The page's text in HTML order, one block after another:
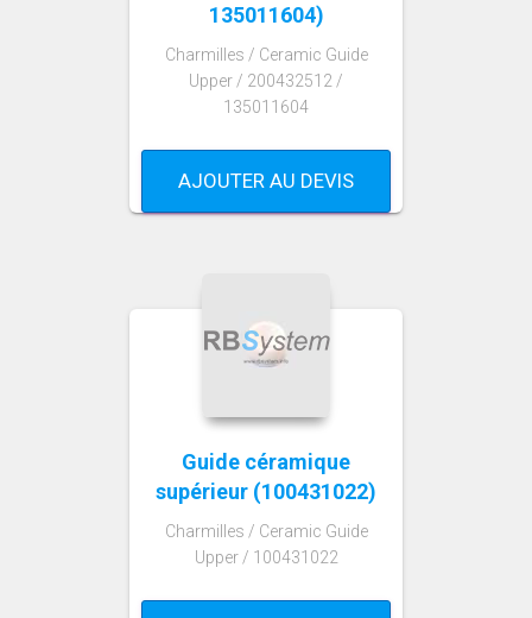
135011604)
Charmilles / Ceramic Guide
Upper / 200432512 /
135011604
AJOUTER AU DEVIS
Guide céramique
supérieur (100431022)
Charmilles / Ceramic Guide
Upper / 100431022